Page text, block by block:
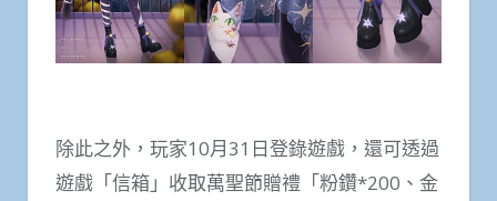
除此之外，玩家10月31日登錄遊戲，還可透過
遊戲「信箱」收取萬聖節贈禮「粉鑽*200、金